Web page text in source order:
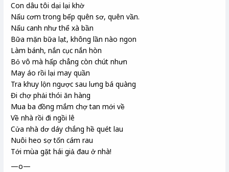
Con dâu tôi dại lại khờ
Nấu cơm trong bếp quên sơ, quên vần.
Nấu canh như thể xà bần
Bữa mặn bữa lạt, không lần nào ngon
Làm bánh, nắn cục nắn hòn
Bỏ vô mà hấp chẳng còn chút nhưn
May áo rồi lại may quần
Tra khuy lộn ngược sau lưng bá quàng
Đi chợ phải thói ăn hàng
Mua ba đồng mắm chợ tan mới về
Về nhà rồi đi ngồi lê
Cửa nhà dơ dáy chắng hề quét lau
Nuôi heo sợ tốn cám rau
Tới mùa gặt hái giả đau ở nhà!
—o—